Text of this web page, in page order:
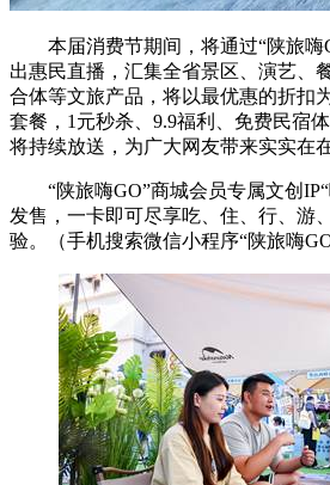
本届消费节期间，将通过“陕旅嗨
出惠民直播，汇集全省景区、演艺、
合体等文旅产品，将以最优惠的折扣
套餐，1元秒杀、9.9福利、免费民宿
将持续放送，为广大网友带来实实在
“陕旅嗨GO”商城会员专属文创IP“
发售，一卡即可尽享吃、住、行、游
验。（手机搜索微信小程序“陕旅嗨